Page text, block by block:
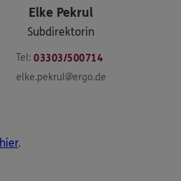
Elke Pekrul
Subdirektorin
Tel: 03303/500714
elke.pekrul@ergo.de
hier.